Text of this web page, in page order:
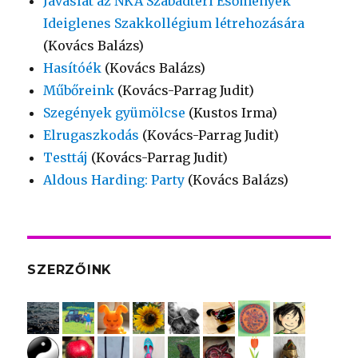
Ideiglenes Szakkollégium létrehozására
(Kovács Balázs)
Hasítóék (Kovács Balázs)
Műbőreink (Kovács-Parrag Judit)
Szegények gyümölcse (Kustos Irma)
Elrugaszkodás (Kovács-Parrag Judit)
Testtáj (Kovács-Parrag Judit)
Aldous Harding: Party (Kovács Balázs)
SZERZŐINK